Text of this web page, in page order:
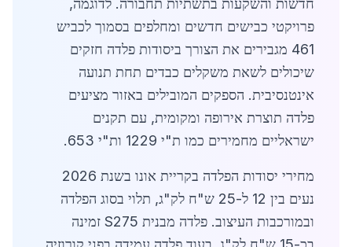
חדשות והשקעות בתשתיות תחבורה. לדוגמה,
פרויקטי כבישים חדשים ומחלפים בסמוך לכביש
461 מגבירים את הצורך ביסודות פלדה חזקים
שיכולים לשאת משקלים כבדים תחת תנועה
אינטנסיבית. הספקים המובילים באזור מציעים
פלדה תוצרת אירופה ומקומית, עם תקנים
ישראליים מחמירים כמו ת"י 1229 ות"י 653.
מחירי יסודות הפלדה בקריית אונו בשנת 2026
נעים בין 12 ל-25 ש"ח לק"ג, תלוי בסוג הפלדה
ובמורכבות העיצוב. פלדה מבנית S275 זמינה